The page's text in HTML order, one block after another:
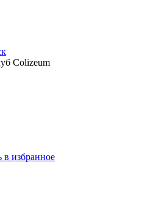
Colizeum
в избранное